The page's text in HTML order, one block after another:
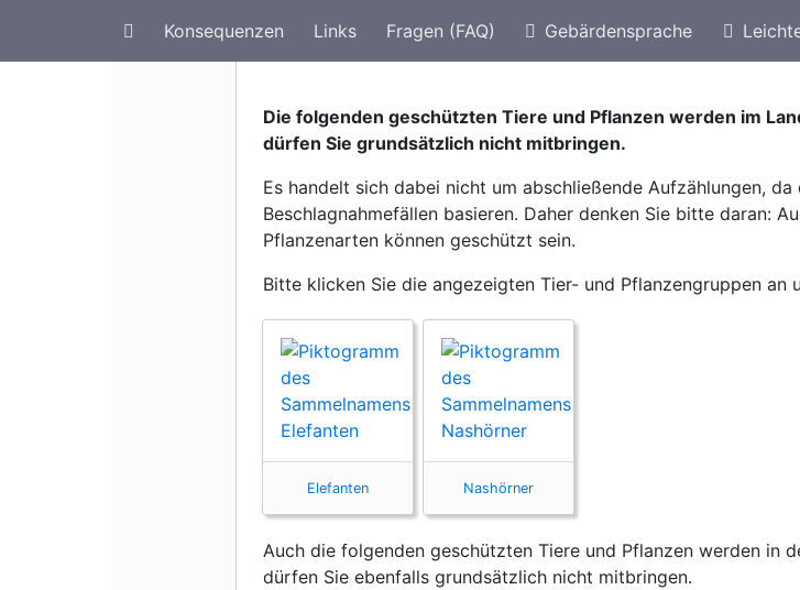
Konsequenzen Links Fragen (FAQ) Gebärdensprache
Die folgenden geschützten Tiere und Pflanzen werden im
dürfen Sie grundsätzlich nicht mitbringen.
Es handelt sich dabei nicht um abschließende Aufzählungen,
Beschlagnahmefällen basieren. Daher denken Sie bitte daran:
Pflanzenarten können geschützt sein.
Bitte klicken Sie die angezeigten Tier- und Pflanzengruppen an
Elefanten Nashörner
Auch die folgenden geschützten Tiere und Pflanzen werden in
dürfen Sie ebenfalls grundsätzlich nicht mitbringen.